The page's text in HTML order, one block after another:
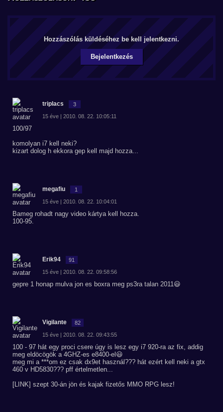
Hozzászólás küldéséhez be kell jelentkezni.
Bejelentkezés
triplacs 3
15 éve | 2010. 08. 22. 10:05:11
100/97
komolyan i7 kell neki?
kizart dolog h ekkora gep kell majd hozza...
megafiu 1
15 éve | 2010. 08. 22. 10:04:01
Bameg rohadt nagy video kártya kell hozza.
100-95.
Erik94 91
15 éve | 2010. 08. 22. 09:58:56
gepre 1 honap mulva jon es boxra meg ps3ra talan 2011😃
Vigilante 82
15 éve | 2010. 08. 22. 09:43:55
100 - 97 hát egy proci csere úgy is lesz egy i7 920-ra az fix, addig
meg eldöcögök a 4GHZ-es e8400-el😃
meg mi a ***om ez csak dx9et használ??? hát ezért kell neki a gtx
460 v HD5830??? pff értelmetlen...
[LINK] szept 30-án jön és kajak fizetős MMO RPG lesz!